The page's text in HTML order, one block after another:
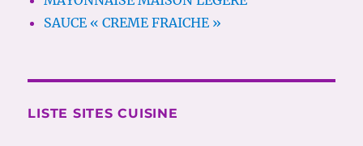
SAUCE « CREME FRAICHE »
LISTE SITES CUISINE